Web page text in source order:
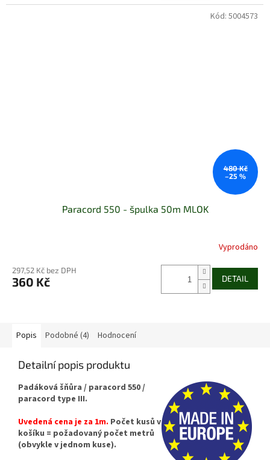
480 Kč
–25 %
Paracord 550 - špulka 50m MLOK
Vyprodáno
297,52 Kč bez DPH
360 Kč DETAIL
Kód: 5004573
Popis Podobné (4) Hodnocení
Detailní popis produktu
Padáková šňůra / paracord 550 /
paracord type III.
Uvedená cena je za 1m. Počet kusů v
košíku = požadovaný počet metrů
(obvykle v jednom kuse).